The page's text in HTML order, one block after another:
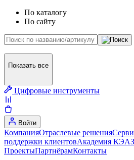
По каталогу
По сайту
Показать все
Цифровые инструменты
Войти
КомпанияОтраслевые решения
поддержки клиентовАкадемия КЭАЗ
ПроектыПартнёрамКонтакты